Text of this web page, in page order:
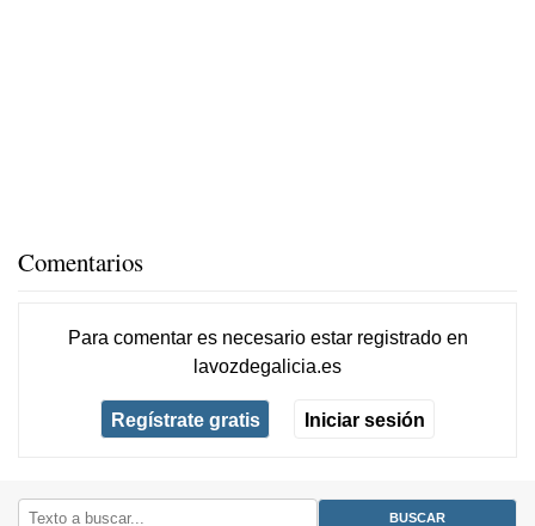
Comentarios
Para comentar es necesario estar registradoen
lavozdegalicia.es
Regístrate gratis Iniciar sesión